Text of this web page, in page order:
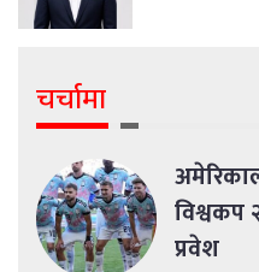
चर्चामा
विश्वकप
प्रवेश